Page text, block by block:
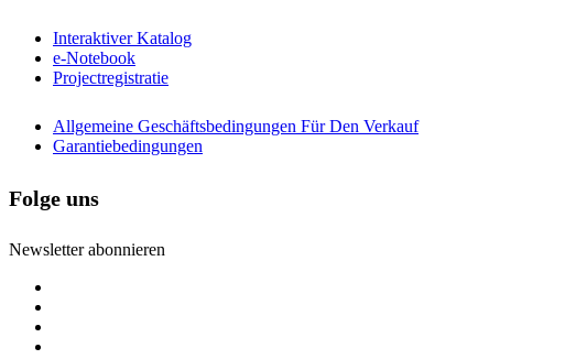
Interaktiver Katalog
e-Notebook
Projectregistratie
Allgemeine Geschäftsbedingungen Für Den Verkauf
Garantiebedingungen
Folge uns
Newsletter abonnieren